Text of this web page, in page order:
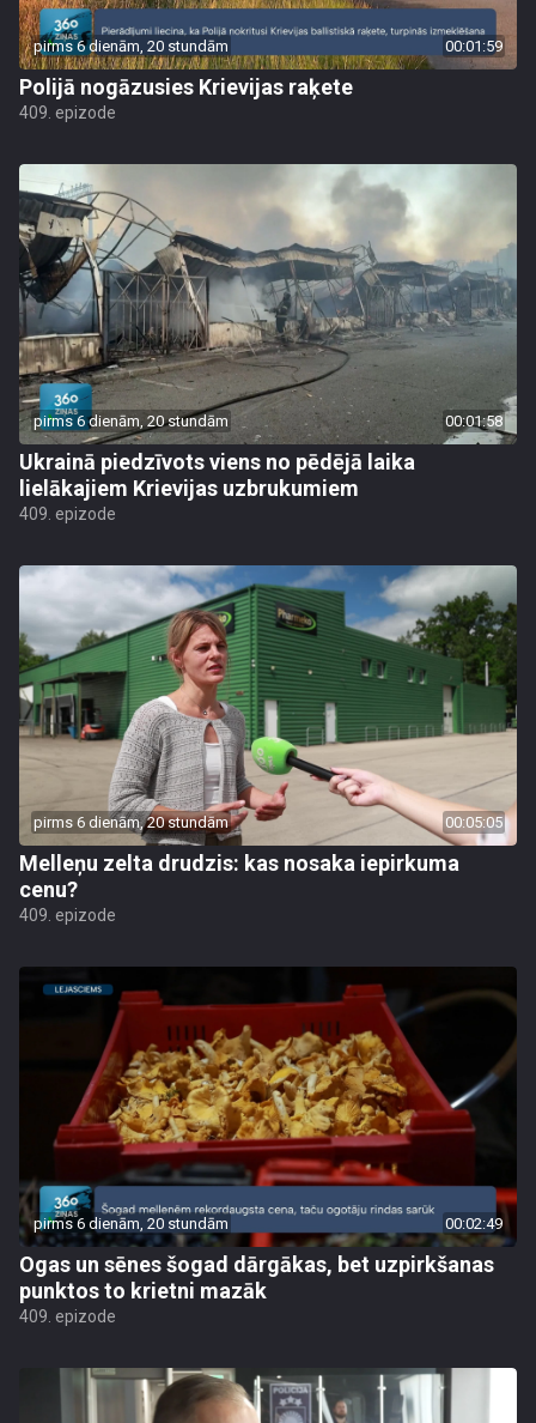
pirms 6 dienām, 20 stundām 00:01:59
Polijā nogāzusies Krievijas raķete
409. epizode
pirms 6 dienām, 20 stundām 00:01:58
Ukrainā piedzīvots viens no pēdējā laika
lielākajiem Krievijas uzbrukumiem
409. epizode
pirms 6 dienām, 20 stundām 00:05:05
Melleņu zelta drudzis: kas nosaka iepirkuma
cenu?
409. epizode
pirms 6 dienām, 20 stundām 00:02:49
Ogas un sēnes šogad dārgākas, bet uzpirkšanas
punktos to krietni mazāk
409. epizode